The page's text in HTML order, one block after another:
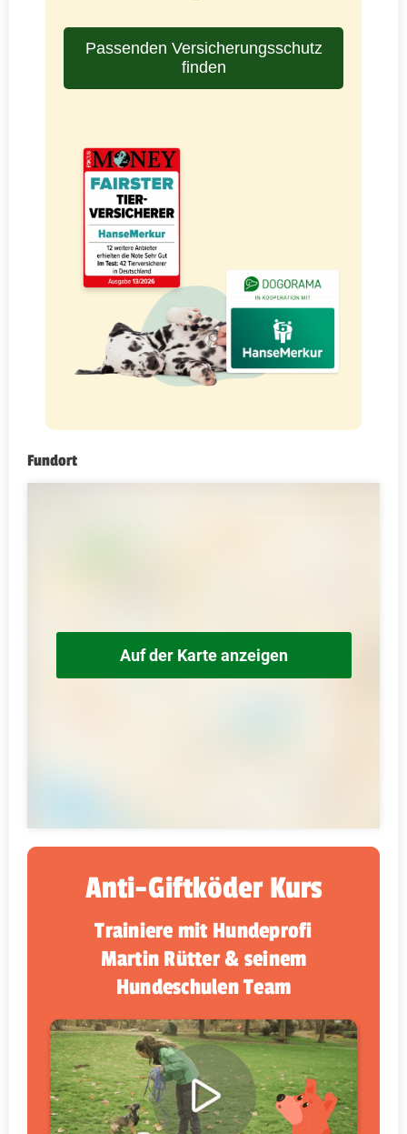
Passenden Versicherungsschutz
finden
Fundort
Auf der Karte anzeigen
Anti-Giftköder Kurs
Trainiere mit Hundeprofi
Martin Rütter & seinem
Hundeschulen Team